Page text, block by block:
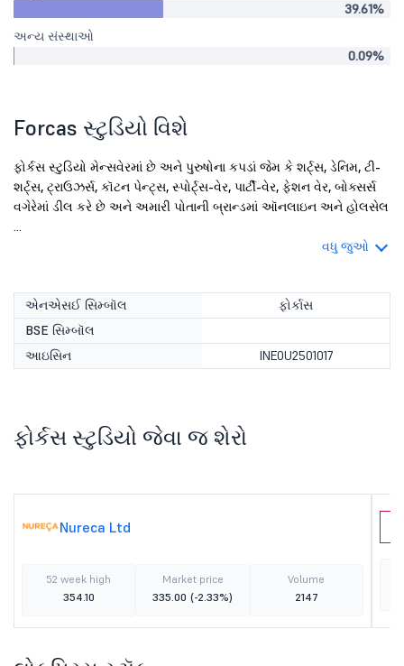
39.61%
અન્ય સંસ્થાઓ
0.09%
Forcas સ્ટુડિયો વિશે
ફોર્કસ સ્ટુડિયો મેન્સવેરમાં છે અને પુરુષોના કપડાં જેમ કે શર્ટ્સ, ડેનિમ, ટી-
શર્ટ્સ, ટ્રાઉઝર્સ, કૉટન પેન્ટ્સ, સ્પોર્ટ્સ-વેર, પાર્ટી-વેર, ફેશન વેર, બોક્સર્સ
વગેરેમાં ડીલ કરે છે અને અમારી પોતાની બ્રાન્ડમાં ઑનલાઇન અને હોલસેલ
...
વધુ જુઓ
એનએસઈ સિમ્બૉલ
ફોર્કાસ
BSE સિમ્બૉલ
આઇસિન
INE0U2501017
ફોર્કસ સ્ટુડિયો જેવા જ શેરો
Nureca Ltd
52 week high
354.10
Market price
335.00 (-2.33%)
Volume
2147